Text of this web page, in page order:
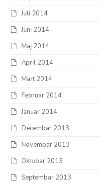
Juli 2014
Juni 2014
Maj 2014
April 2014
Mart 2014
Februar 2014
Januar 2014
Decembar 2013
Novembar 2013
Oktobar 2013
Septembar 2013